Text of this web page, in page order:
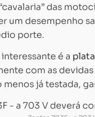
das
um desempenho
porte.
é a
com as
menos já testada,